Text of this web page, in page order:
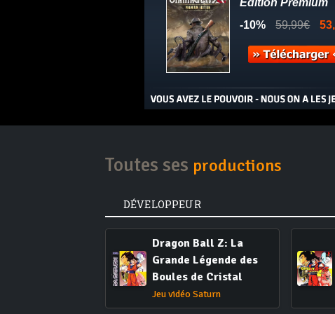
Toutes ses productions
DÉVELOPPEUR
Dragon Ball Z: La
Grande Légende des
Boules de Cristal
Jeu vidéo Saturn